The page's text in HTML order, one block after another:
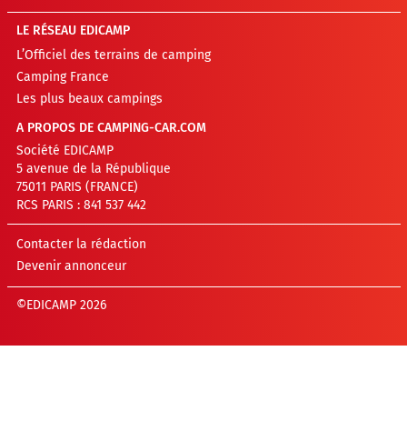
LE RÉSEAU EDICAMP
L’Officiel des terrains de camping
Camping France
Les plus beaux campings
A PROPOS DE CAMPING-CAR.COM
Société EDICAMP
5 avenue de la République
75011 PARIS (FRANCE)
RCS PARIS : 841 537 442
Contacter la rédaction
Devenir annonceur
©EDICAMP 2026